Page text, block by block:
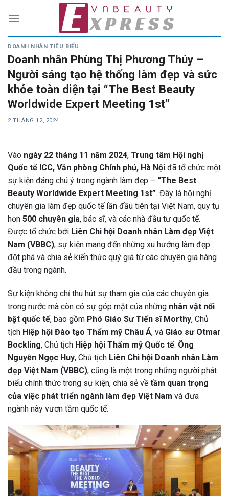
DOANH NHÂN TIÊU BIỂU
Doanh nhân Phùng Thị Phương Thúy –
Người sáng tạo hệ thống làm đẹp và sức
khỏe toàn diện tại “The Best Beauty
Worldwide Expert Meeting 1st”
2 THÁNG 12, 2024
Vào ngày 22 tháng 11 năm 2024, Trung tâm Hội nghị
Quốc tế ICC, Văn phòng Chính phủ, Hà Nội đã tổ chức một
sự kiện đáng chú ý trong ngành làm đẹp – “The Best
Beauty Worldwide Expert Meeting 1st”. Đây là hội nghị
chuyên gia làm đẹp quốc tế lần đầu tiên tại Việt Nam, quy tụ
hơn 500 chuyên gia, bác sĩ, và các nhà đầu tư quốc tế.
Được tổ chức bởi Liên Chi hội Doanh nhân Làm đẹp Việt
Nam (VBBC), sự kiện mang đến những xu hướng làm đẹp
đột phá và chia sẻ kiến thức quý giá từ các chuyên gia hàng
đầu trong ngành.
Sự kiện không chỉ thu hút sự tham gia của các chuyên gia
trong nước mà còn có sự góp mặt của những nhân vật nổi
bật quốc tế, bao gồm Phó Giáo Sư Tiến sĩ Morthy, Chủ
tịch Hiệp hội Đào tạo Thẩm mỹ Châu Á, và Giáo sư Otmar
Bockling, Chủ tịch Hiệp hội Thẩm mỹ Quốc tế. Ông
Nguyễn Ngọc Huy, Chủ tịch Liên Chi hội Doanh nhân Làm
đẹp Việt Nam (VBBC), cũng là một trong những người phát
biểu chính thức trong sự kiện, chia sẻ về tầm quan trọng
của việc phát triển ngành làm đẹp Việt Nam và đưa
ngành này vươn tầm quốc tế.